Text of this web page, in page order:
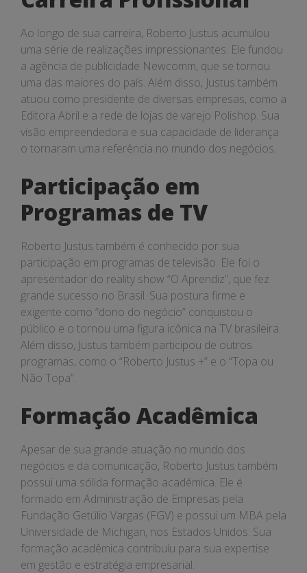
Ao longo de sua carreira, Roberto Justus acumulou
uma série de realizações impressionantes. Ele fundou
a agência de publicidade Newcomm, que se tornou
uma das maiores do país. Além disso, Justus também
atuou como presidente de diversas empresas, como a
Editora Abril e a rede de lojas de varejo Polishop. Sua
visão empreendedora e sua capacidade de liderança
o tornaram uma referência no mundo dos negócios.
Participação em
Programas de TV
Roberto Justus também é conhecido por sua
participação em programas de televisão. Ele foi o
apresentador do reality show “O Aprendiz”, que fez
grande sucesso no Brasil. Sua postura firme e
exigente como “dono do negócio” conquistou o
público e o tornou uma figura icônica na TV brasileira.
Além disso, Justus também participou de outros
programas, como o “Roberto Justus +” e o “Topa ou
Não Topa”.
Formação Acadêmica
Apesar de sua grande atuação no mundo dos
negócios e da comunicação, Roberto Justus também
possui uma sólida formação acadêmica. Ele é
formado em Administração de Empresas pela
Fundação Getúlio Vargas (FGV) e possui um MBA pela
Universidade de Michigan, nos Estados Unidos. Sua
formação acadêmica contribuiu para sua expertise
em gestão e estratégia empresarial.